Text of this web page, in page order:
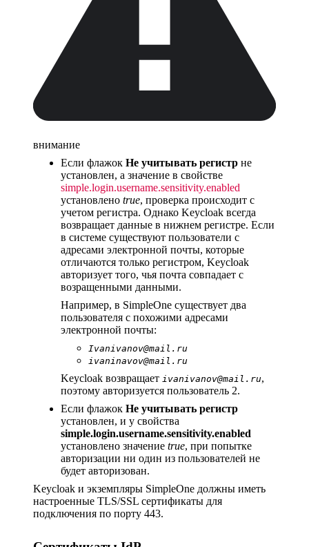
внимание
Если флажок Не учитывать регистр не
установлен, а значение в свойстве
simple.login.username.sensitivity.enabled
установлено true, проверка происходит с
учетом регистра. Однако Keycloak всегда
возвращает данные в нижнем регистре. Если
в системе существуют пользователи с
адресами электронной почты, которые
отличаются только регистром, Keycloak
авторизует того, чья почта совпадает с
возращенными данными.
Например, в SimpleOne существует два
пользователя с похожими адресами
электронной почты:
Ivanivanov@mail.ru
ivaninavov@mail.ru
Keycloak возвращает ivanivanov@mail.ru,
поэтому авторизуется пользователь 2.
Если флажок Не учитывать регистр
установлен, и у свойства
simple.login.username.sensitivity.enabled
установлено значение true, при попытке
авторизации ни один из пользователей не
будет авторизован.
Keycloak и экземпляры SimpleOne должны иметь
настроенные TLS/SSL сертификаты для
подключения по порту 443.